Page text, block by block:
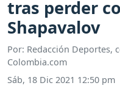
tras perder
Shapavalov
Por: Redacción Deportes,
Colombia.com
Sáb, 18 Dic 2021 12:50 pm